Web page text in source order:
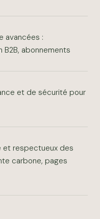
avancées :
abonnements
et de sécurité pour
et respectueux des
carbone, pages